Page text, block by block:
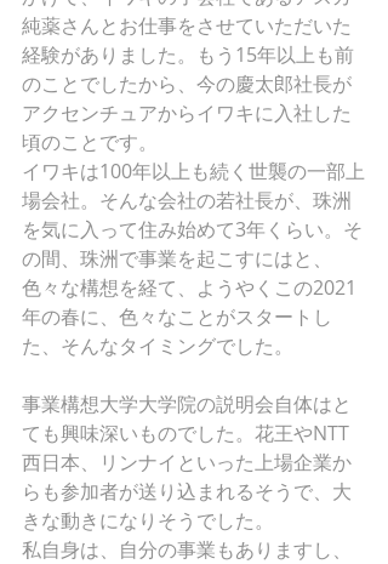
純薬さんとお仕事をさせていただいた
経験がありました。もう15年以上も前
のことでしたから、今の慶太郎社長が
アクセンチュアからイワキに入社した
頃のことです。
イワキは100年以上も続く世襲の一部上
場会社。そんな会社の若社長が、珠洲
を気に入って住み始めて3年くらい。そ
の間、珠洲で事業を起こすにはと、
色々な構想を経て、ようやくこの2021
年の春に、色々なことがスタートし
た、そんなタイミングでした。
事業構想大学大学院の説明会自体はと
ても興味深いものでした。花王やNTT
西日本、リンナイといった上場企業か
らも参加者が送り込まれるそうで、大
きな動きになりそうでした。
私自身は、自分の事業もありますし、